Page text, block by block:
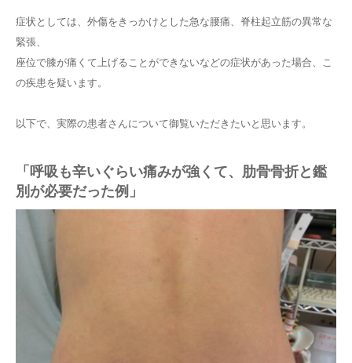
症状としては、外傷をきっかけとした急な腰痛、脊柱起立筋の異常な
緊張、
座位で膝が痛くて上げることができないなどの症状があった場合、こ
の疾患を疑います。
以下で、実際の患者さんについて御覧いただきたいと思います。
「呼吸も辛いぐらい痛みが強くて、肋骨骨折と鑑
別が必要だった例」